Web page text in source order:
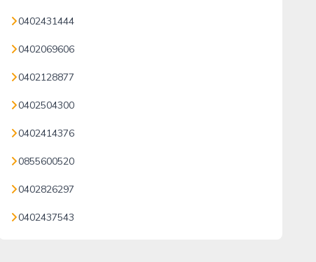
0402431444
0402069606
0402128877
0402504300
0402414376
0855600520
0402826297
0402437543